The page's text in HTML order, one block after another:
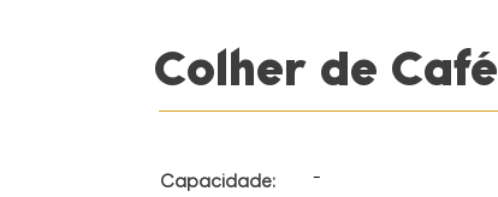
Colher de Café
Capacidade: -